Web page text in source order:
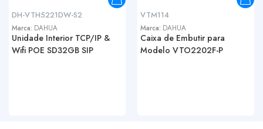
DH-VTH5221DW-S2
Marca: DAHUA
Unidade Interior TCP/IP &
Wifi POE SD32GB SIP
VTM114
Marca: DAHUA
Caixa de Embutir para
Modelo VTO2202F-P